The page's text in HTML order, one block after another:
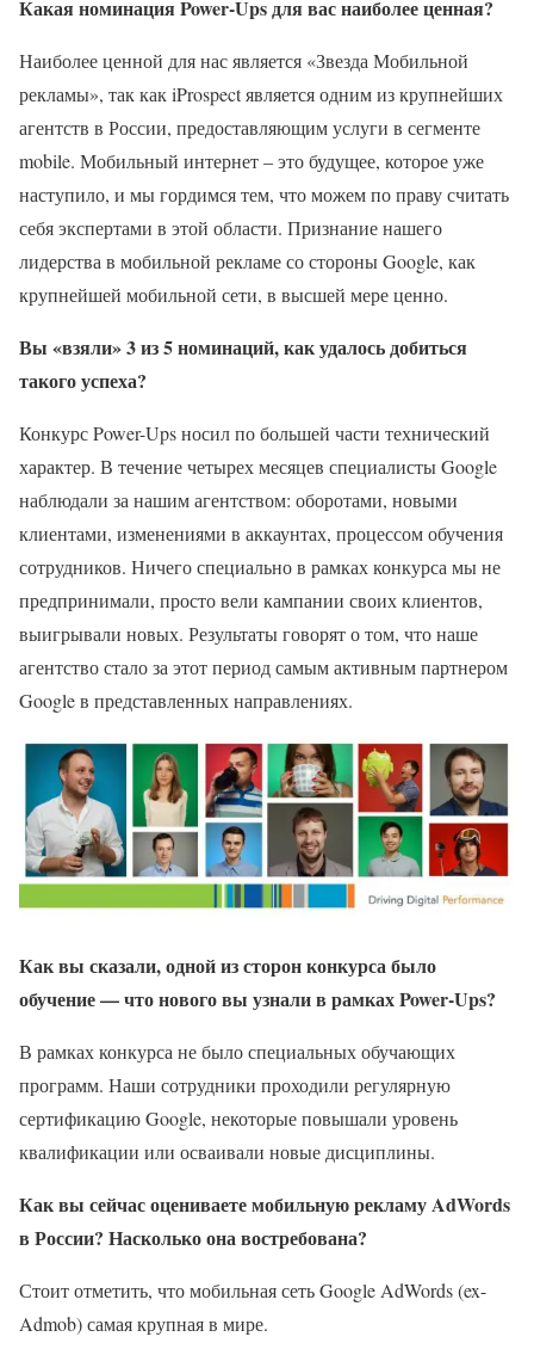
Какая номинация Power-Ups для вас наиболее ценная?
Наиболее ценной для нас является «Звезда Мобильной
рекламы», так как iProspect является одним из крупнейших
агентств в России, предоставляющим услуги в сегменте
mobile. Мобильный интернет – это будущее, которое уже
наступило, и мы гордимся тем, что можем по праву считать
себя экспертами в этой области. Признание нашего
лидерства в мобильной рекламе со стороны Google, как
крупнейшей мобильной сети, в высшей мере ценно.
Вы «взяли» 3 из 5 номинаций, как удалось добиться
такого успеха?
Конкурс Power-Ups носил по большей части технический
характер. В течение четырех месяцев специалисты Google
наблюдали за нашим агентством: оборотами, новыми
клиентами, изменениями в аккаунтах, процессом обучения
сотрудников. Ничего специально в рамках конкурса мы не
предпринимали, просто вели кампании своих клиентов,
выигрывали новых. Результаты говорят о том, что наше
агентство стало за этот период самым активным партнером
Google в представленных направлениях.
Как вы сказали, одной из сторон конкурса было
обучение — что нового вы узнали в рамках Power-Ups?
В рамках конкурса не было специальных обучающих
программ. Наши сотрудники проходили регулярную
сертификацию Google, некоторые повышали уровень
квалификации или осваивали новые дисциплины.
Как вы сейчас оцениваете мобильную рекламу AdWords
в России? Насколько она востребована?
Стоит отметить, что мобильная сеть Google AdWords (ex-
Admob) самая крупная в мире.